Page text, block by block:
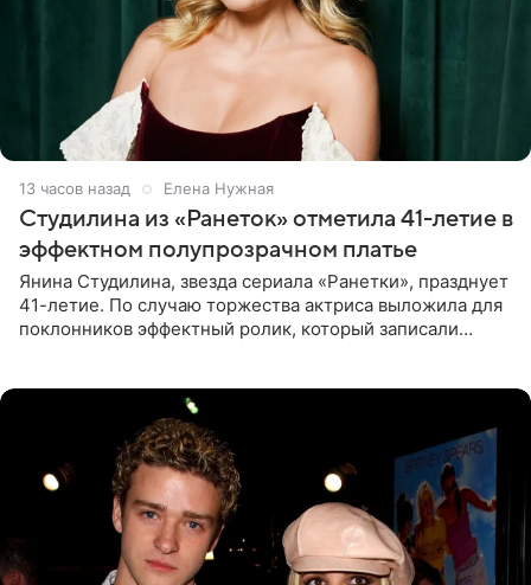
13 часов назад Елена Нужная
Студилина из «Ранеток» отметила 41-летие в
эффектном полупрозрачном платье
Янина Студилина, звезда сериала «Ранетки», празднует
41-летие. По случаю торжества актриса выложила для
поклонников эффектный ролик, который записали